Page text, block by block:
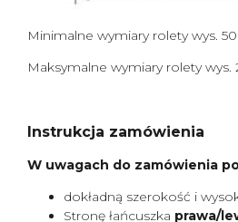
Minimalne wymiary rolety wys.
Maksymalne wymiary rolety wys.
Instrukcja zamówienia
W uwagach do zamówienia
dokładną szerokość i
Stronę łańcuszka prawa/